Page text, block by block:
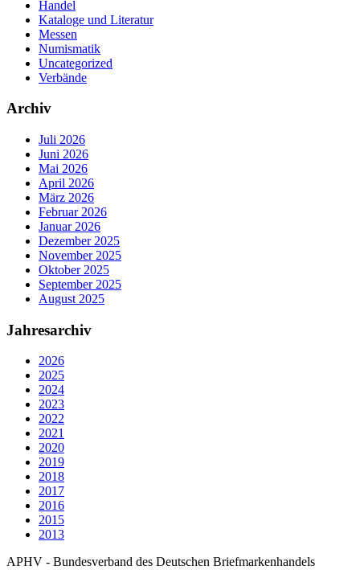
Handel
Kataloge und Literatur
Messen
Numismatik
Uncategorized
Verbände
Archiv
Juli 2026
Juni 2026
Mai 2026
April 2026
März 2026
Februar 2026
Januar 2026
Dezember 2025
November 2025
Oktober 2025
September 2025
August 2025
Jahresarchiv
2026
2025
2024
2023
2022
2021
2020
2019
2018
2017
2016
2015
2013
APHV - Bundesverband des Deutschen Briefmarkenhandels